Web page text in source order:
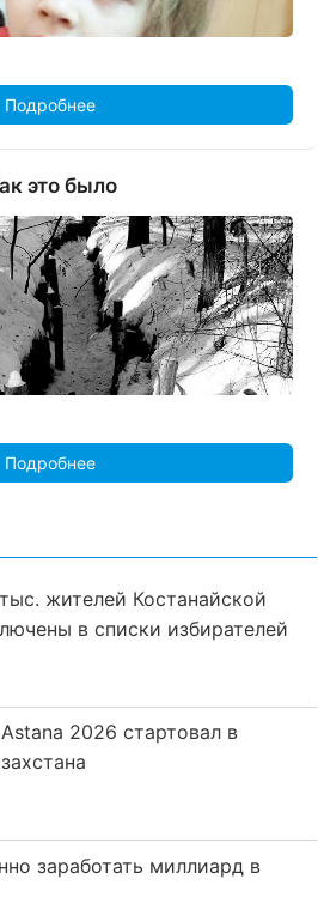
Подробнее
это было
Подробнее
жителей Костанайской
в списки избирателей
2026 стартовал в
заработать миллиард в